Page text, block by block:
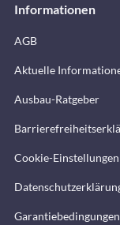
Informationen
AGB
Aktuelle
Ausbau-Ratgeber
Cookie-Einstellungen
Garantiebedingungen